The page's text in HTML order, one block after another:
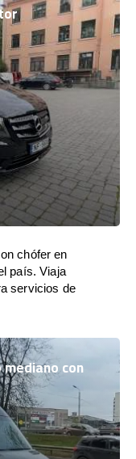
chófer en
país. Viaja
servicios de
con